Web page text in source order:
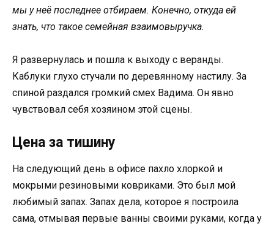
мы у неё последнее отбираем. Конечно, откуда ей
знать, что такое семейная взаимовыручка.
Я развернулась и пошла к выходу с веранды.
Каблуки глухо стучали по деревянному настилу. За
спиной раздался громкий смех Вадима. Он явно
чувствовал себя хозяином этой сцены.
Цена за тишину
На следующий день в офисе пахло хлоркой и
мокрыми резиновыми ковриками. Это был мой
любимый запах. Запах дела, которое я построила
сама, отмывая первые ванны своими руками, когда у